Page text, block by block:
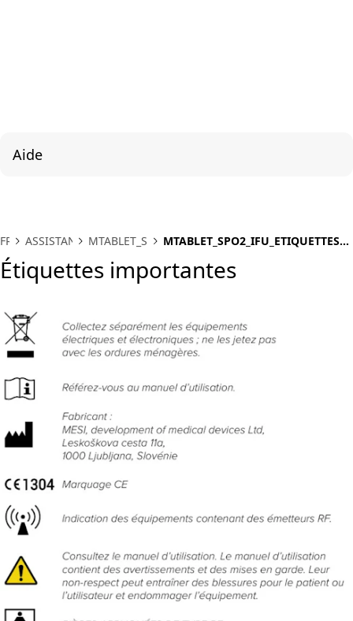
Aide
FR ASSISTANCEMTABLET_SPO2MTABLET_SPO2_IFU_ETIQUETTES
Étiquettes importantes